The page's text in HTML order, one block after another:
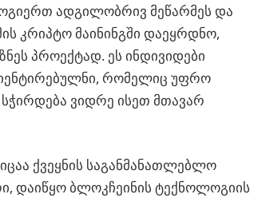
ადგილობრივ მეწარმეს და
კრიპტო მაინინგში დაეყრდნო,
პროექტად. ეს ინდივიდები
რომელიც უფრო
ვიდრე ისეთ მთავარ
ქვეყნის საგანმანათლებლო
დაიწყო ბლოკჩეინის ტექნოლოგიის